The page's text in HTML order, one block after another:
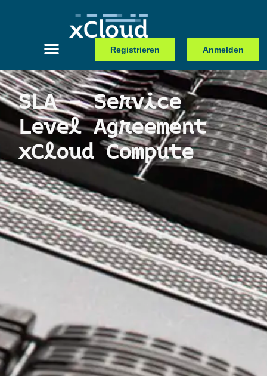
Registrieren Anmelden
SLA – Service
Level Agreement
xCloud Compute